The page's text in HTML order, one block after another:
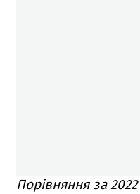
Порівняння за